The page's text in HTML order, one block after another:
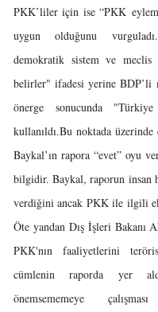
PKK’liler için ise “PKK
uygun olduğunu
demokratik sistem ve
belirler" ifadesi yerine
önerge sonucunda
kullanıldı.Bu noktada
Baykal’ın rapora “evet” oyu
bilgidir. Baykal, raporun insan
verdiğini ancak PKK ile ilgili
Öte yandan Dış İşleri Bakanı
PKK'nın faaliyetlerini
cümlenin raporda yer
önemsememeye